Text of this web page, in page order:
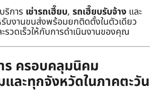
ริการ เช่ารถเฮี๊ยบ, รถเฮี๊ยบรับจ้าง และ
รับงานขนส่งพร้อมยกติดตั้งในตัวเดียว
รวดเร็วให้กับการดำเนินงานของคุณ
ร ครอบคลุมนิคม
ละทุกจังหวัดในภาคตะวัน